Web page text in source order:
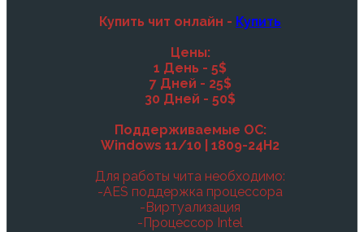
Купить чит онлайн - Купить
Цены:
1 День - 5$
7 Дней - 25$
30 Дней - 50$
Поддерживаемые ОС:
Windows 11/10 | 1809-24H2
Для работы чита необходимо:
-AES поддержка процессора
-Виртуализация
-Процессор Intel